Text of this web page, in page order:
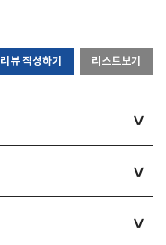
리뷰 작성하기 리스트보기
>
>
>